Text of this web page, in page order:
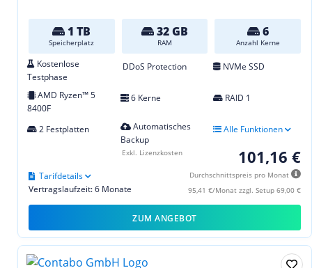
1 TB
Speicherplatz
32 GB
RAM
6
Anzahl Kerne
Kostenlose
Testphase
DDoS Protection NVMe SSD
AMD Ryzen™ 5
8400F
6 Kerne RAID 1
2 Festplatten
Automatisches
Backup
Alle Funktionen
101,16 €
Durchschnittspreis pro Monat
95,41 €/Monat zzgl. Setup 69,00 €
Vertragslaufzeit: 6 Monate
Tarifdetails
Exkl. Lizenzkosten
ZUM ANGEBOT